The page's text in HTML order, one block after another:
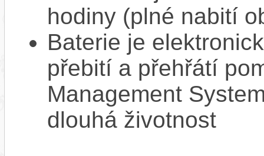
hodiny (plné nabití
Baterie je
přebití a přehřátí
Management
dlouhá životnost